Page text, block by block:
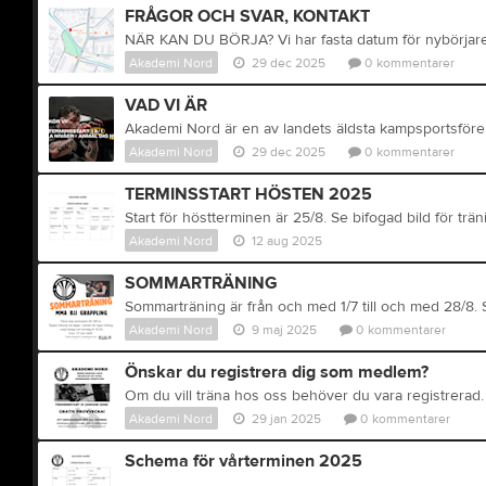
FRÅGOR OCH SVAR, KONTAKT
Akademi Nord 29 dec 2025 0 kommentarer
VAD VI ÄR
Akademi Nord 29 dec 2025 0 kommentarer
TERMINSSTART HÖSTEN 2025
Akademi Nord 12 aug 2025
SOMMARTRÄNING
Akademi Nord 9 maj 2025 0 kommentarer
Önskar du registrera dig som medlem?
Akademi Nord 29 jan 2025 0 kommentarer
Schema för vårterminen 2025